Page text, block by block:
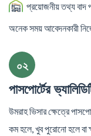
প্রয়োজনীয় তথ্য বাদ
অনেক সময় আবেদনকারী
০২
পাসপোর্টের
উমরাহ ভিসার ক্ষেত্রে
কম হলে, খুব পুরোনো হলে বা